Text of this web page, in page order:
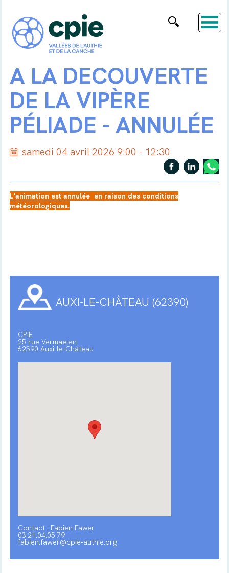
A LA DÉCOUVERTE
DE LA VIPÈRE
PÉLIADE - ANNULÉE
samedi 04 avril 2026 9:00 - 12:30
L'animation est annulée en raison des conditions
météorologiques.
AUXI-LE-CHÂTEAU (62390)
CPIE
25 rue Vermaelen
62390 Auxi-le-Château
Contact : Fabien Fawer
03.21.04.05.79
fabien.fawer@cpie-authie.org